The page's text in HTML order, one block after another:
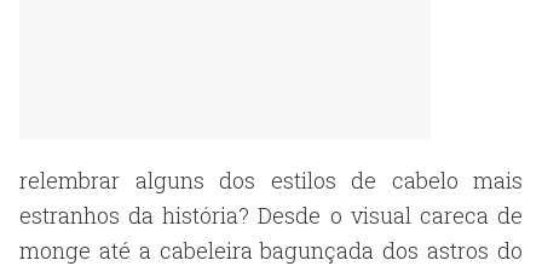
relembrar alguns dos estilos de cabelo mais
estranhos da história? Desde o visual careca de
monge até a cabeleira bagunçada dos astros do